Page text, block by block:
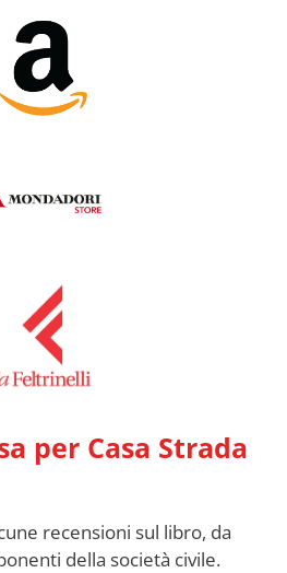
per Casa Strada
recensioni sul libro, da
della società civile.